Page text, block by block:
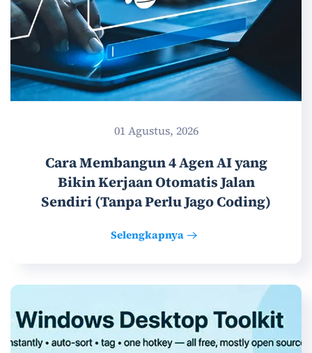
01 Agustus, 2026
Cara Membangun 4 Agen AI yang
Bikin Kerjaan Otomatis Jalan
Sendiri (Tanpa Perlu Jago Coding)
Selengkapnya